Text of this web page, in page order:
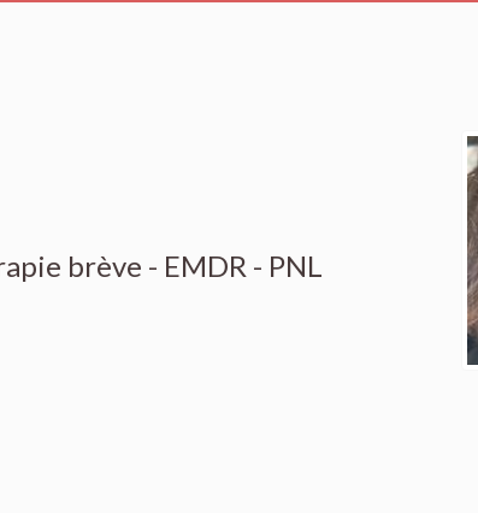
brève - EMDR - PNL